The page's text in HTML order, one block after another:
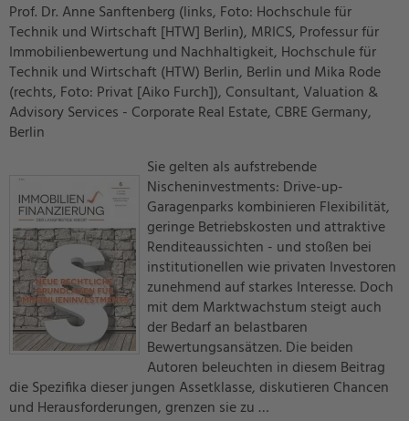
Prof. Dr. Anne Sanftenberg (links, Foto: Hochschule für
Technik und Wirtschaft [HTW] Berlin), MRICS, Professur für
Immobilienbewertung und Nachhaltigkeit, Hochschule für
Technik und Wirtschaft (HTW) Berlin, Berlin und Mika Rode
(rechts, Foto: Privat [Aiko Furch]), Consultant, Valuation &
Advisory Services - Corporate Real Estate, CBRE Germany,
Berlin
Sie gelten als aufstrebende
Nischeninvestments: Drive-up-
Garagenparks kombinieren Flexibilität,
geringe Betriebskosten und attraktive
Renditeaussichten - und stoßen bei
institutionellen wie privaten Investoren
zunehmend auf starkes Interesse. Doch
mit dem Marktwachstum steigt auch
der Bedarf an belastbaren
Bewertungsansätzen. Die beiden
Autoren beleuchten in diesem Beitrag
die Spezifika dieser jungen Assetklasse, diskutieren Chancen
und Herausforderungen, grenzen sie zu …